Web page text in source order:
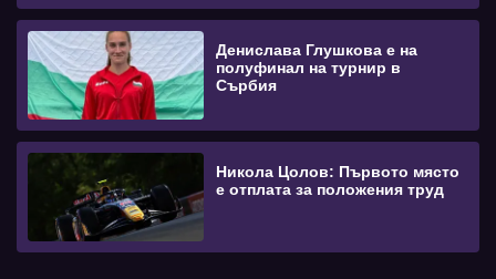
Денислава Глушкова е на
полуфинал на турнир в
Сърбия
Никола Цолов: Първото място
е отплата за положения труд